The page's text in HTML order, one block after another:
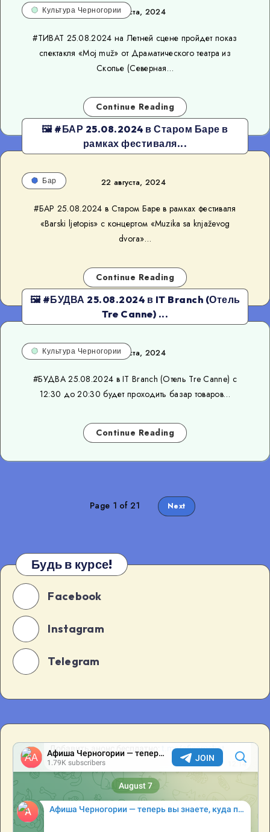
Культура Черногории22 августа, 2024
#ТИВАТ 25.08.2024 на Летней сцене пройдет показ
спектакля «Moj muž» от Драматического театра из
Скопье (Северная…
Continue Reading
🖼 #БАР 25.08.2024 в Старом Баре в
рамках фестиваля...
Бар 22 августа, 2024
#БАР 25.08.2024 в Старом Баре в рамках фестиваля
«Barski ljetopis» с концертом «Muzika sa knjaževog
dvora»…
Continue Reading
🖼 #БУДВА 25.08.2024 в IT Branch (Отель
Tre Canne) ...
Культура Черногории22 августа, 2024
#БУДВА 25.08.2024 в IT Branch (Отель Tre Canne) с
12:30 до 20:30 будет проходить базар товаров…
Continue Reading
Page 1 of 21 Next
Будь в курсе!
Facebook
Instagram
Telegram